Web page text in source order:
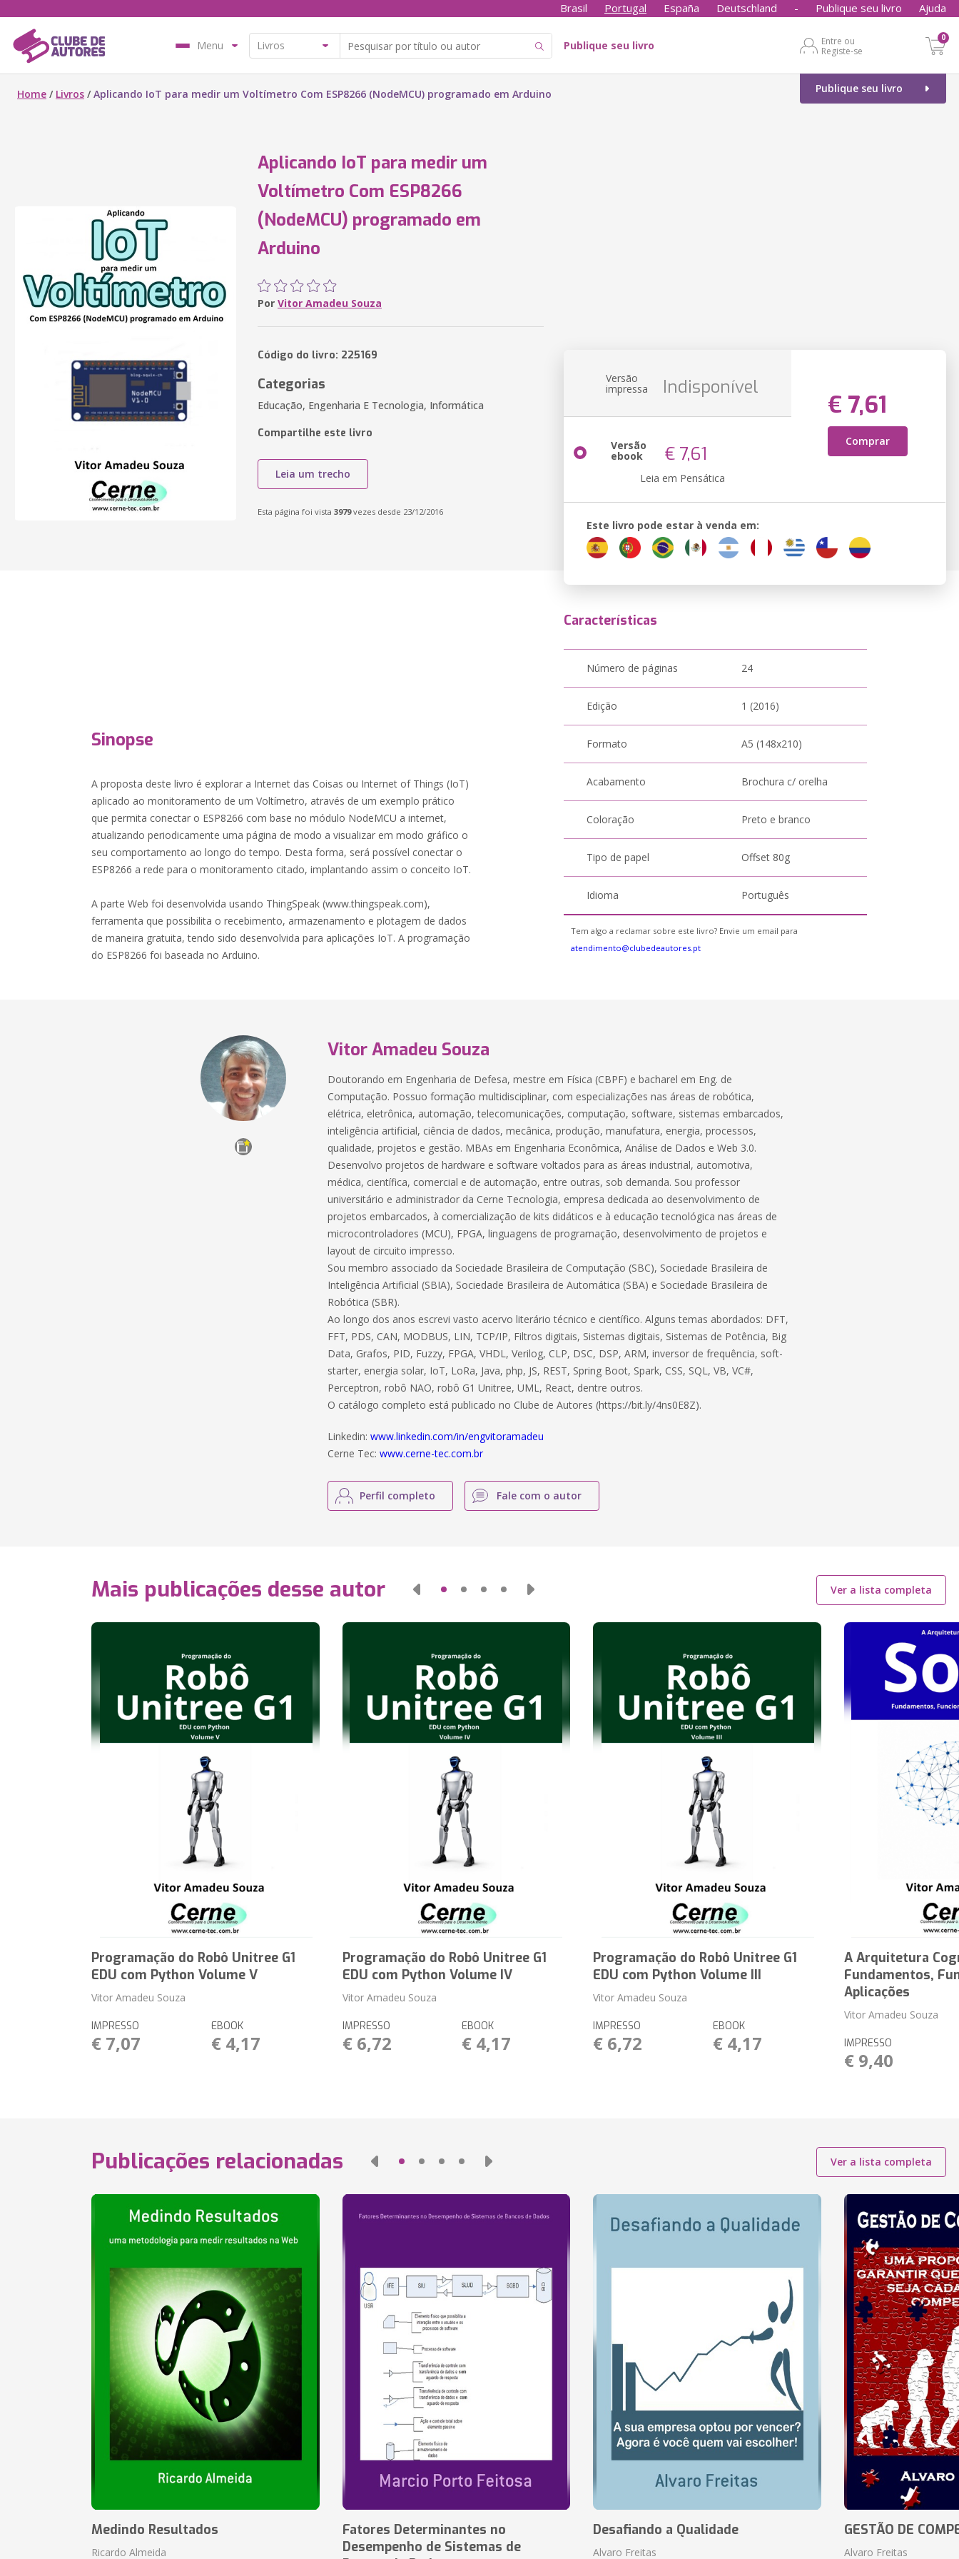
Brasil Portugal España Deutschland - Publique seu livro Ajuda
Menu Publique seu livro
Entre ou
Registe-se
0
Publique seu livro
Home / Livros /Aplicando IoT para medir um Voltímetro Com ESP8266 (NodeMCU) programado em Arduino
Aplicando IoT para medir um
Voltímetro Com ESP8266
(NodeMCU) programado em
Arduino
Por Vitor Amadeu Souza
Código do livro: 225169
Categorias
Educação, Engenharia E Tecnologia, Informática
Compartilhe este livro
Leia um trecho
Esta página foi vista 3979vezes desde 23/12/2016
Versão
impressa Indisponível
€ 7,61
Comprar
Versão
ebook € 7,61
Leia em Pensática
Este livro pode estar à venda em:
Sinopse
A proposta deste livro é explorar a Internet das Coisas ou Internet of Things (IoT)
aplicado ao monitoramento de um Voltímetro, através de um exemplo prático
que permita conectar o ESP8266 com base no módulo NodeMCU a internet,
atualizando periodicamente uma página de modo a visualizar em modo gráfico o
seu comportamento ao longo do tempo. Desta forma, será possível conectar o
ESP8266 a rede para o monitoramento citado, implantando assim o conceito IoT.
A parte Web foi desenvolvida usando ThingSpeak (www.thingspeak.com),
ferramenta que possibilita o recebimento, armazenamento e plotagem de dados
de maneira gratuita, tendo sido desenvolvida para aplicações IoT. A programação
do ESP8266 foi baseada no Arduino.
Características
Número de páginas 24
Edição 1 (2016)
Formato A5 (148x210)
Acabamento Brochura c/ orelha
Coloração Preto e branco
Tipo de papel Offset 80g
Idioma Português
Tem algo a reclamar sobre este livro? Envie um email para
atendimento@clubedeautores.pt
Vitor Amadeu Souza
Doutorando em Engenharia de Defesa, mestre em Física (CBPF) e bacharel em Eng. de
Computação. Possuo formação multidisciplinar, com especializações nas áreas de robótica,
elétrica, eletrônica, automação, telecomunicações, computação, software, sistemas embarcados,
inteligência artificial, ciência de dados, mecânica, produção, manufatura, energia, processos,
qualidade, projetos e gestão. MBAs em Engenharia Econômica, Análise de Dados e Web 3.0.
Desenvolvo projetos de hardware e software voltados para as áreas industrial, automotiva,
médica, científica, comercial e de automação, entre outras, sob demanda. Sou professor
universitário e administrador da Cerne Tecnologia, empresa dedicada ao desenvolvimento de
projetos embarcados, à comercialização de kits didáticos e à educação tecnológica nas áreas de
microcontroladores (MCU), FPGA, linguagens de programação, desenvolvimento de projetos e
layout de circuito impresso.
Sou membro associado da Sociedade Brasileira de Computação (SBC), Sociedade Brasileira de
Inteligência Artificial (SBIA), Sociedade Brasileira de Automática (SBA) e Sociedade Brasileira de
Robótica (SBR).
Ao longo dos anos escrevi vasto acervo literário técnico e científico. Alguns temas abordados: DFT,
FFT, PDS, CAN, MODBUS, LIN, TCP/IP, Filtros digitais, Sistemas digitais, Sistemas de Potência, Big
Data, Grafos, PID, Fuzzy, FPGA, VHDL, Verilog, CLP, DSC, DSP, ARM, inversor de frequência, soft-
starter, energia solar, IoT, LoRa, Java, php, JS, REST, Spring Boot, Spark, CSS, SQL, VB, VC#,
Perceptron, robô NAO, robô G1 Unitree, UML, React, dentre outros.
O catálogo completo está publicado no Clube de Autores (https://bit.ly/4ns0E8Z).
Linkedin:www.linkedin.com/in/engvitoramadeu
Cerne Tec:www.cerne-tec.com.br
Perfil completo Fale com o autor
Mais publicações desse autor Ver a lista completa
Programação do Robô Unitree G1
EDU com Python Volume V
Vitor Amadeu Souza
IMPRESSO
€ 7,07
EBOOK
€ 4,17
Programação do Robô Unitree G1
EDU com Python Volume IV
Vitor Amadeu Souza
IMPRESSO
€ 6,72
EBOOK
€ 4,17
Programação do Robô Unitree G1
EDU com Python Volume III
Vitor Amadeu Souza
IMPRESSO
€ 6,72
EBOOK
€ 4,17
A Arquitetura
Fundamentos,
Aplicações
Vitor Amadeu Souza
IMPRESSO
€ 9,40
Publicações relacionadas Ver a lista completa
Medindo Resultados
Ricardo Almeida
Fatores Determinantes no
Desempenho de Sistemas de
Desafiando a Qualidade
Alvaro Freitas
GESTÃO DE
Alvaro Freitas